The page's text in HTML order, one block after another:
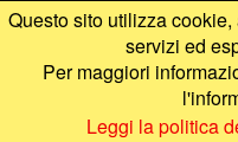
Questo sito utilizza
servizi ed
Per maggiori
Leggi la politica